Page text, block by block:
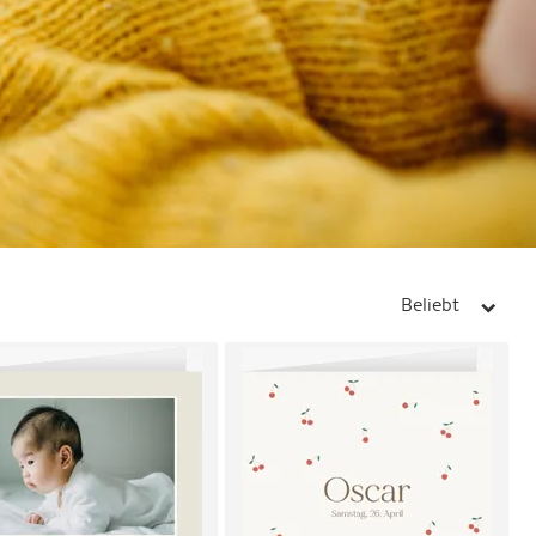
Beliebt arrow_right